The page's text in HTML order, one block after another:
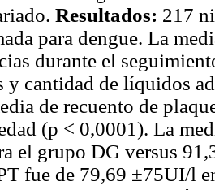
Resultados: 217
para dengue. La
durante el
y cantidad de líquidos
de recuento de
(p < 0,0001). La
el grupo DG versus
fue de 79,69 ±75UI/l